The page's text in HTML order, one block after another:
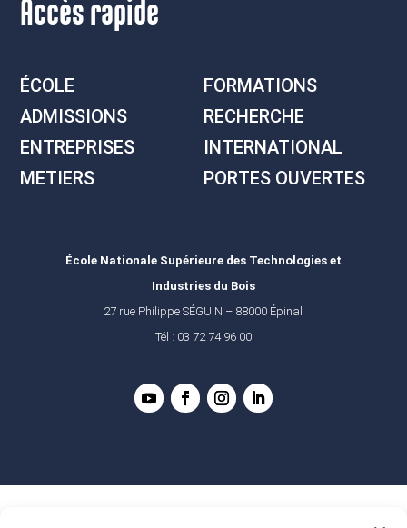
Accès rapide
ÉCOLE
FORMATIONS
ADMISSIONS
RECHERCHE
ENTREPRISES
INTERNATIONAL
METIERS
PORTES OUVERTES
École Nationale Supérieure des Technologies et
Industries du Bois
27 rue Philippe SÉGUIN – 88000 Épinal
Tél : 03 72 74 96 00